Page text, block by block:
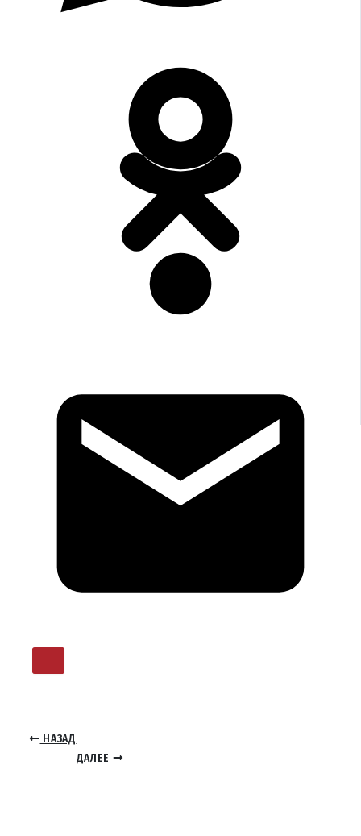
НАЗАД
ДАЛЕЕ